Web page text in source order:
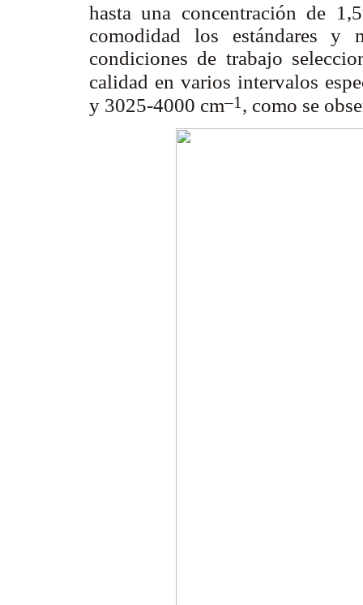
hasta una concentración de
comodidad los estándares y
condiciones de trabajo
calidad en varios intervalos
y 3025-4000 cm–1 , como se